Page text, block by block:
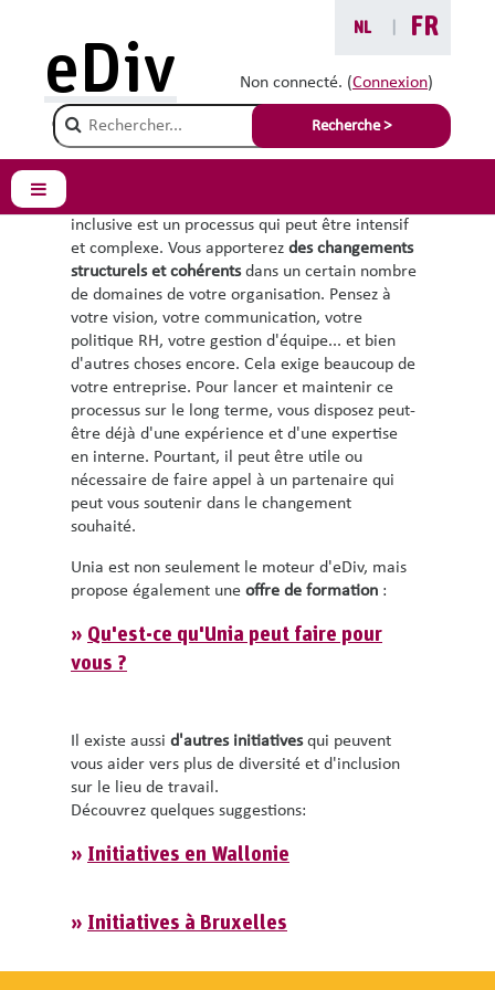
NL
FR
Non connecté. (Connexion)
Champ de recherche
Recherche >
eDiv
Panneau latéral
Formation et
accompagnement
inclusive est un processus qui peut être intensif
et complexe. Vous apporterez des changements
structurels et cohérentsdans un certain nombre
de domaines de votre organisation. Pensez à
votre vision, votre communication, votre
politique RH, votre gestion d'équipe... et bien
d'autres choses encore. Cela exige beaucoup de
votre entreprise. Pour lancer et maintenir ce
processus sur le long terme, vous disposez peut-
être déjà d'une expérience et d'une expertise
en interne. Pourtant, il peut être utile ou
nécessaire de faire appel à un partenaire qui
peut vous soutenir dans le changement
souhaité.
Unia est non seulement le moteur d'eDiv, mais
propose également une offre de formation :
» Qu'est-ce qu'Unia peut faire pour
vous ?
Il existe aussi d'autres initiativesqui peuvent
vous aider vers plus de diversité et d'inclusion
sur le lieu de travail.
Découvrez quelques suggestions:
» Initiatives en Wallonie
» Initiatives à Bruxelles